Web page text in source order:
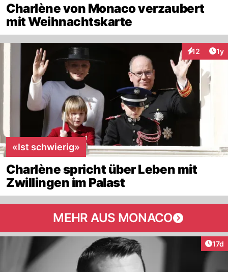
Charlène von Monaco verzaubert
mit Weihnachtskarte
12 1y
«Ist schwierig»
Charlène spricht über Leben mit
Zwillingen im Palast
MEHR AUS MONACO
17d